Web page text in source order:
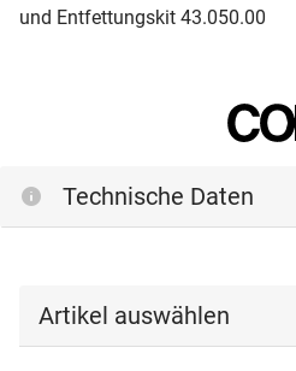
und Entfettungskit 43.050.00
Technische Daten
Artikel auswählen